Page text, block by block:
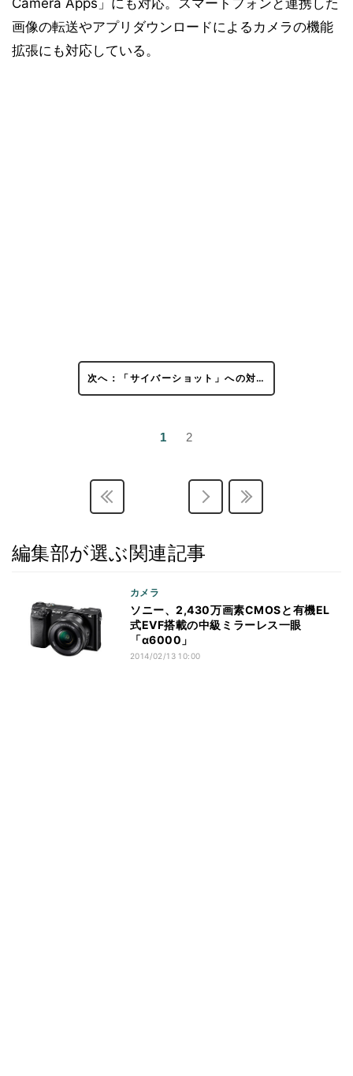
Camera Apps」にも対応。スマートフォンと連携した
画像の転送やアプリダウンロードによるカメラの機能
拡張にも対応している。
次へ：「サイバーショット」への対…
1 2
編集部が選ぶ関連記事
カメラ
ソニー、2,430万画素CMOSと有機EL
式EVF搭載の中級ミラーレス一眼
「α6000」
2014/02/13 10:00